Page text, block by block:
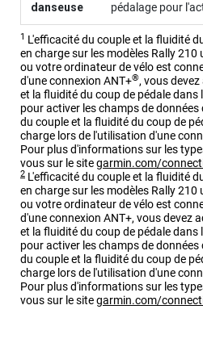
danseuse
pédalage pour
1 L'efficacité du couple et la fluidité
en charge sur les modèles Rally 210
ou votre ordinateur de vélo est
d'une connexion ANT‍+®, vous
et la fluidité du coup de pédale
pour activer les champs de
du couple et la fluidité du coup de
charge lors de l'utilisation d'une
Pour plus d'informations sur les
vous sur le sitegarmin.com/
2 L'efficacité du couple et la fluidité
en charge sur les modèles Rally 210
ou votre ordinateur de vélo est
d'une connexion ANT‍+, vous devez
et la fluidité du coup de pédale
pour activer les champs de
du couple et la fluidité du coup de
charge lors de l'utilisation d'une
Pour plus d'informations sur les
vous sur le sitegarmin.com/